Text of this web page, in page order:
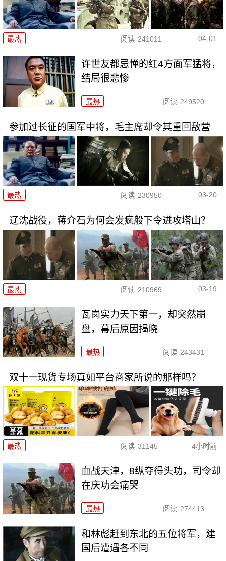
最热 阅读 241011 04-01
许世友都忌惮的红4方面军猛将，
结局很悲惨
最热 阅读 249520
参加过长征的国军中将，毛主席却令其重回敌营
最热 阅读 230950 03-20
辽沈战役，蒋介石为何会发疯般下令进攻塔山？
最热 阅读 210969 03-19
瓦岗实力天下第一，却突然崩
盘，幕后原因揭晓
最热 阅读 243431
双十一现货专场真如平台商家所说的那样吗？
最热 阅读 31145 4小时前
血战天津，8纵夺得头功，司令却
在庆功会痛哭
最热 阅读 274413
和林彪赶到东北的五位将军，建
国后遭遇各不同